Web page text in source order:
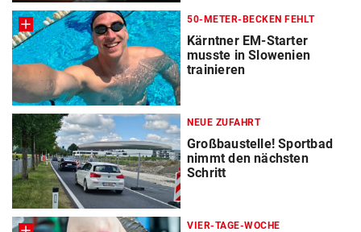
50-METER-BECKEN FEHLT
Kärntner EM-Starter
musste in Slowenien
trainieren
NEUE ZUFAHRT
Großbaustelle! Sportbad
nimmt den nächsten
Schritt
VIER-TAGE-WOCHE